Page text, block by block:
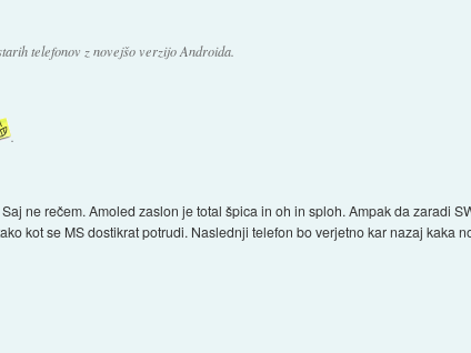
telefonov z novejšo verzijo Androida.
.
ne rečem. Amoled zaslon je total špica in oh in sploh. Ampak da zaradi
kot se MS dostikrat potrudi. Naslednji telefon bo verjetno kar nazaj kaka